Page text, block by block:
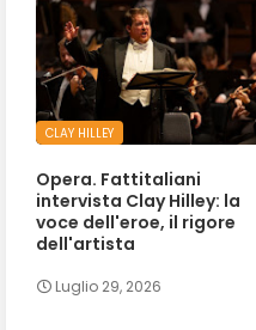
CLAY HILLEY
Opera. Fattitaliani
intervista Clay Hilley: la
voce dell'eroe, il rigore
dell'artista
Luglio 29, 2026